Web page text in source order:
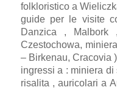
folkloristico a
guide per le visite
Danzica , Malbork
Czestochowa,
– Birkenau, Cracovia )
ingressi a : miniera
risalita , auricolari a